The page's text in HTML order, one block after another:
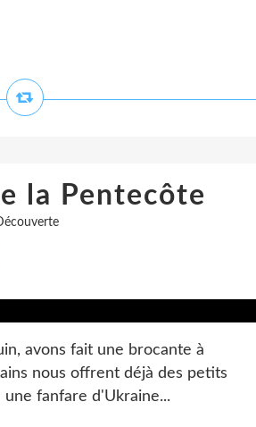
la Pentecôte
avons fait une brocante à
nous offrent déjà des petits
fanfare d'Ukraine...